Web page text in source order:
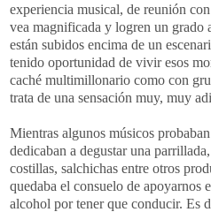
experiencia musical, de reunión
vea magnificada y logren un grado
están subidos encima de un
tenido oportunidad de vivir esos
caché multimillonario como con
trata de una sensación muy, muy
Mientras algunos músicos
dedicaban a degustar una
costillas, salchichas entre otros
quedaba el consuelo de apoyarnos
alcohol por tener que conducir. Es